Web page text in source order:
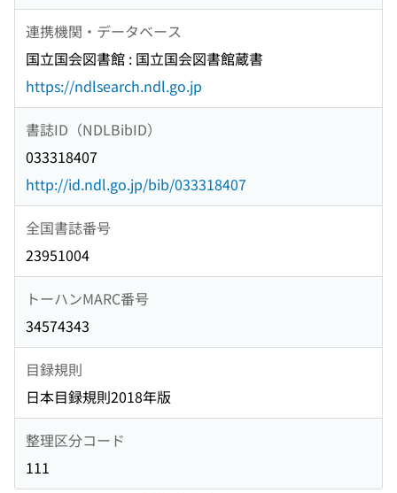
連携機関・データベース
国立国会図書館 : 国立国会図書館蔵書
https://ndlsearch.ndl.go.jp
書誌ID（NDLBibID）
033318407
http://id.ndl.go.jp/bib/033318407
全国書誌番号
23951004
トーハンMARC番号
34574343
目録規則
日本目録規則2018年版
整理区分コード
111